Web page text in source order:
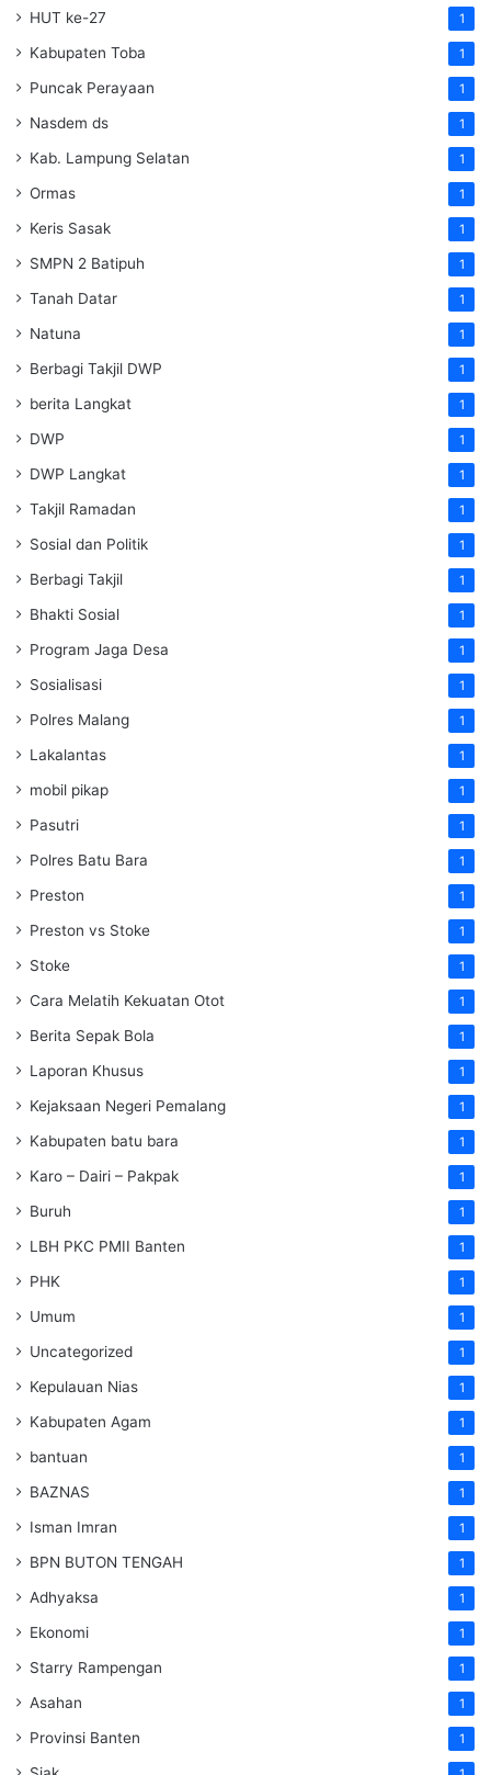
HUT ke-27 1
Kabupaten Toba 1
Puncak Perayaan 1
Nasdem ds 1
Kab. Lampung Selatan 1
Ormas 1
Keris Sasak 1
SMPN 2 Batipuh 1
Tanah Datar 1
Natuna 1
Berbagi Takjil DWP 1
berita Langkat 1
DWP 1
DWP Langkat 1
Takjil Ramadan 1
Sosial dan Politik 1
Berbagi Takjil 1
Bhakti Sosial 1
Program Jaga Desa 1
Sosialisasi 1
Polres Malang 1
Lakalantas 1
mobil pikap 1
Pasutri 1
Polres Batu Bara 1
Preston 1
Preston vs Stoke 1
Stoke 1
Cara Melatih Kekuatan Otot 1
Berita Sepak Bola 1
Laporan Khusus 1
Kejaksaan Negeri Pemalang 1
Kabupaten batu bara 1
Karo – Dairi – Pakpak 1
Buruh 1
LBH PKC PMII Banten 1
PHK 1
Umum 1
Uncategorized 1
Kepulauan Nias 1
Kabupaten Agam 1
bantuan 1
BAZNAS 1
Isman Imran 1
BPN BUTON TENGAH 1
Adhyaksa 1
Ekonomi 1
Starry Rampengan 1
Asahan 1
Provinsi Banten 1